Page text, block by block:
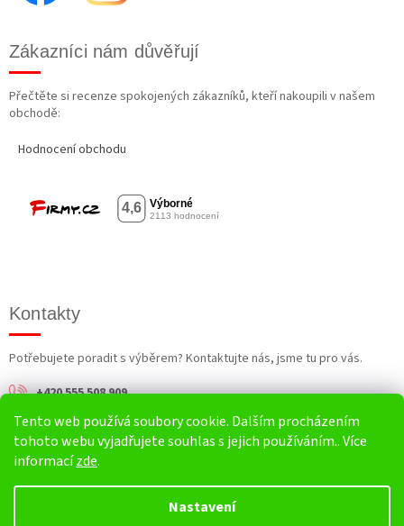
Tento web používá soubory cookie. Dalším procházením
tohoto webu vyjadřujete souhlas s jejich používáním.. Více
informacízde.
Nastavení
Zákazníci nám důvěřují
Přečtěte si recenze spokojených zákazníků, kteří nakoupili v našem
obchodě:
Hodnocení obchodu
Kontakty
Potřebujete poradit s výběrem? Kontaktujte nás, jsme tu pro vás.
+420 555 508 909
info@harv.cz